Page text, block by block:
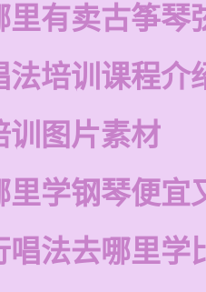
里有卖古筝琴
法培训课程介
训图片素材
里学钢琴便宜
唱法去哪里学